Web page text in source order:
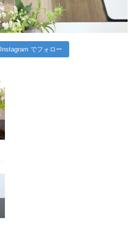
Instagram でフォロー